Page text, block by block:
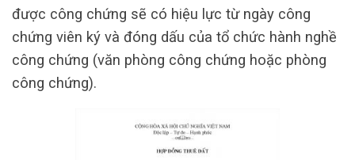
được công chứng sẽ có hiệu lực từ ngày công
chứng viên ký và đóng dấu của tổ chức hành nghề
công chứng (văn phòng công chứng hoặc phòng
công chứng).